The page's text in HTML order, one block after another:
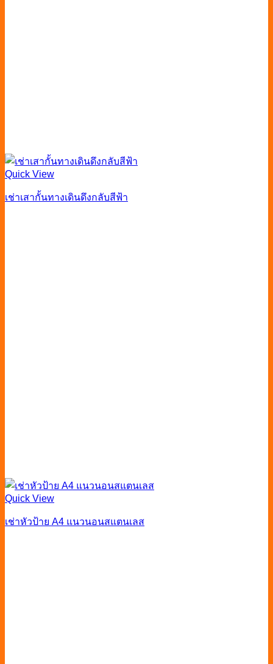
Quick View
เช่าเสากั้นทางเดินดึงกลับสีฟ้า
Quick View
เช่าหัวป้าย A4 แนวนอนสแตนเลส